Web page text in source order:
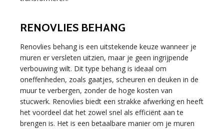
RENOVLIES BEHANG
Renovlies behang is een uitstekende keuze wanneer je
muren er versleten uitzien, maar je geen ingrijpende
verbouwing wilt. Dit type behang is ideaal om
oneffenheden, zoals gaatjes, scheuren en deuken in de
muur te verbergen, zonder de hoge kosten van
stucwerk. Renovlies biedt een strakke afwerking en heeft
het voordeel dat het zowel snel als efficiënt aan te
brengen is. Het is een betaalbare manier om je muren